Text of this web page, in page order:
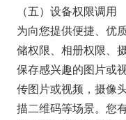
（五）设备权限调用
为向您提供便捷、优
储权限、相册权限、
保存感兴趣的图片或
传图片或视频，摄像
描二维码等场景。您